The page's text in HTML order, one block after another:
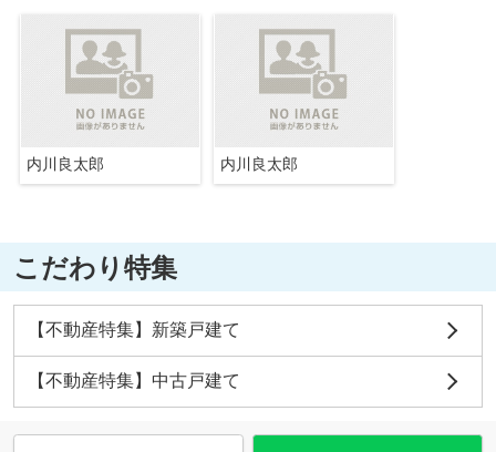
内川良太郎 内川良太郎
こだわり特集
【不動産特集】新築戸建て
【不動産特集】中古戸建て